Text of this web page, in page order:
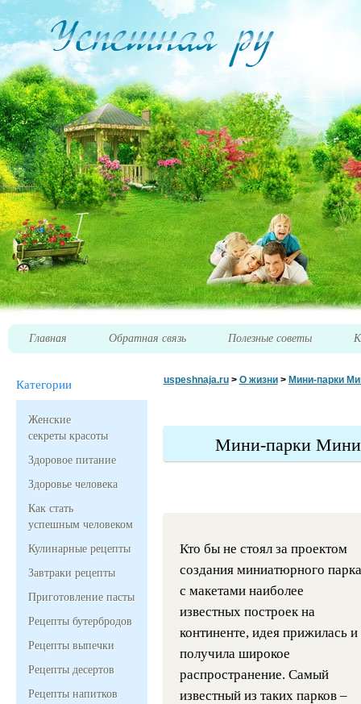
Главная Обратная связь Полезные советы
Категории
Женские
секреты красоты
Здоровое питание
Здоровье человека
Как стать
успешным человеком
Кулинарные рецепты
Завтраки рецепты
Приготовление пасты
Рецепты бутербродов
Рецепты выпечки
Рецепты десертов
Рецепты напитков
uspeshnaja.ru> О жизни> Мини-парки
Мини-парки
Кто бы не стоял за проектом
создания миниатюрного парка
с макетами наиболее
известных построек на
континенте, идея прижилась и
получила широкое
распространение. Самый
известный из таких парков –